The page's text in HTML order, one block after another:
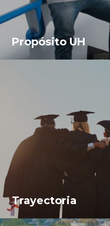
Propósito UH
Trayectoria